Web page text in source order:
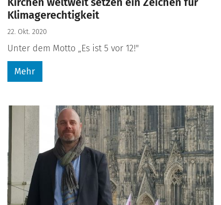
Kirchen weltweit setzen ein Zeichen für
Klimagerechtigkeit
22. Okt. 2020
Unter dem Motto „Es ist 5 vor 12!"
Mehr